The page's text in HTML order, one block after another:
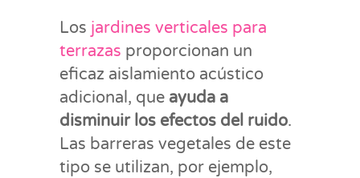
Los jardines verticales para
terrazas proporcionan un
eficaz aislamiento acústico
adicional, que ayuda a
disminuir los efectos del ruido.
Las barreras vegetales de este
tipo se utilizan, por ejemplo,